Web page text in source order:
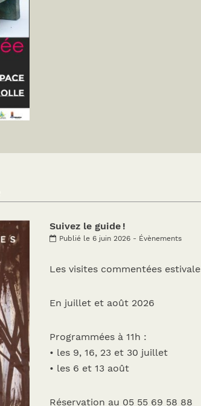
Suivez le guide !
Publié le 6 juin 2026 - Évènements
Les visites commentées
En juillet et août 2026
Programmées à 11h :
• les 9, 16, 23 et 30 juillet
• les 6 et 13 août
Réservation au 05 55 69 58 88